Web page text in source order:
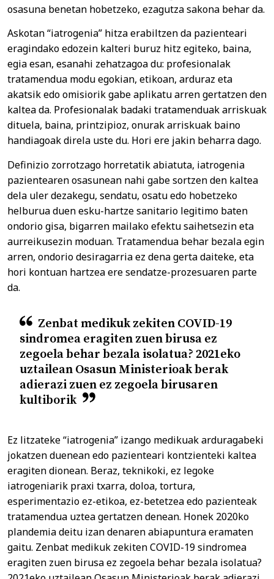
osasuna benetan hobetzeko, ezagutza sakona behar da.
Askotan “iatrogenia” hitza erabiltzen da pazienteari
eragindako edozein kalteri buruz hitz egiteko, baina,
egia esan, esanahi zehatzagoa du: profesionalak
tratamendua modu egokian, etikoan, arduraz eta
akatsik edo omisiorik gabe aplikatu arren gertatzen den
kaltea da. Profesionalak badaki tratamenduak arriskuak
dituela, baina, printzipioz, onurak arriskuak baino
handiagoak direla uste du. Hori ere jakin beharra dago.
Definizio zorrotzago horretatik abiatuta, iatrogenia
pazientearen osasunean nahi gabe sortzen den kaltea
dela uler dezakegu, sendatu, osatu edo hobetzeko
helburua duen esku-hartze sanitario legitimo baten
ondorio gisa, bigarren mailako efektu saihetsezin eta
aurreikusezin moduan. Tratamendua behar bezala egin
arren, ondorio desiragarria ez dena gerta daiteke, eta
hori kontuan hartzea ere sendatze-prozesuaren parte
da.
Zenbat medikuk zekiten COVID-19
sindromea eragiten zuen birusa ez
zegoela behar bezala isolatua? 2021eko
uztailean Osasun Ministerioak berak
adierazi zuen ez zegoela birusaren
kultiborik
Ez litzateke “iatrogenia” izango medikuak arduragabeki
jokatzen duenean edo pazienteari kontzienteki kaltea
eragiten dionean. Beraz, teknikoki, ez legoke
iatrogeniarik praxi txarra, doloa, tortura,
esperimentazio ez-etikoa, ez-betetzea edo pazienteak
tratamendua uztea gertatzen denean. Honek 2020ko
plandemia deitu izan denaren abiapuntura eramaten
gaitu. Zenbat medikuk zekiten COVID-19 sindromea
eragiten zuen birusa ez zegoela behar bezala isolatua?